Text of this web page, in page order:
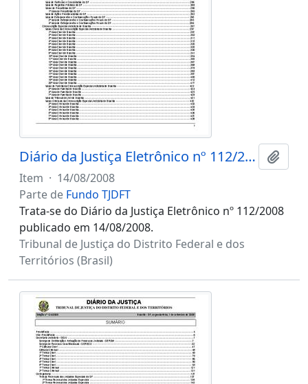
Diário da Justiça Eletrônico nº 112/2008
Item · 14/08/2008
Parte de Fundo TJDFT
Trata-se do Diário da Justiça Eletrônico nº 112/2008
publicado em 14/08/2008.
Tribunal de Justiça do Distrito Federal e dos
Territórios (Brasil)